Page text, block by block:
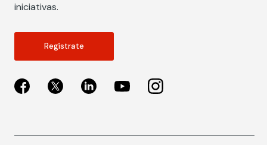
iniciativas.
Regístrate